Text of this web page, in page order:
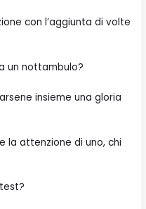
con l’aggiunta di volte
un nottambulo?
insieme una gloria
la attenzione di uno, chi